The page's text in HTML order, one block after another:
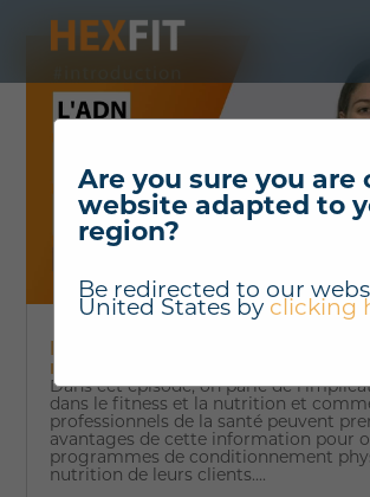
Are you sure you are
website adapted to
region?
Be redirected to our
United Statesby clicking
L'implication de l'ADN dans le
nutrition avec Ève Dubois -
Dans cet épisode, on parle de
dans le fitness et la nutrition et
professionnels de la santé peuvent
avantages de cette information pour
programmes de conditionnement
nutrition de leurs clients....